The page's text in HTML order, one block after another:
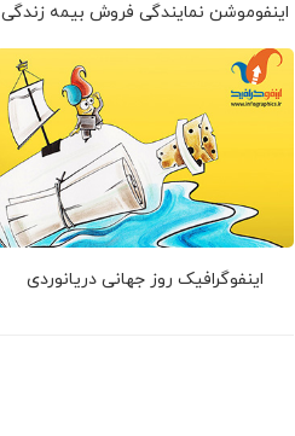
اینفوموشن نمایندگی فروش بیمه زندگی
اینفوگرافیک روز جهانی دریانوردی